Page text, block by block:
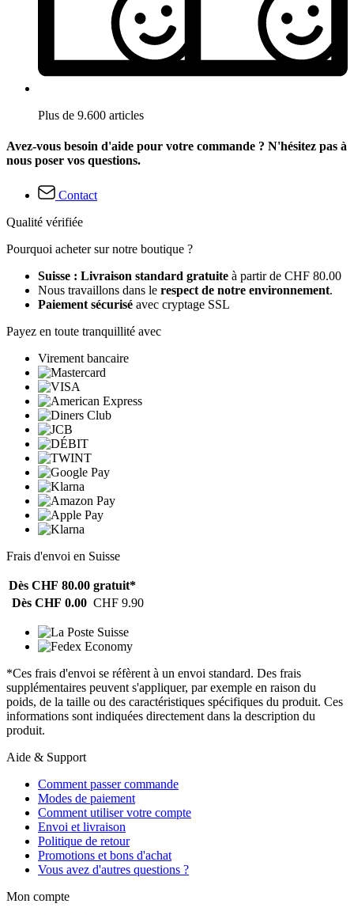
Plus de 9.600 articles
Avez-vous besoin d'aide pour votre commande ? N'hésitez pas à
nous poser vos questions.
Contact
Qualité vérifiée
Pourquoi acheter sur notre boutique ?
Suisse : Livraison standard gratuite à partir de CHF 80.00
Nous travaillons dans le respect de notre environnement.
Paiement sécurisé avec cryptage SSL
Payez en toute tranquillité avec
Virement bancaire
Frais d'envoi en Suisse
Dès CHF 80.00 gratuit*
Dès CHF 0.00 CHF 9.90
*Ces frais d'envoi se réfèrent à un envoi standard. Des frais
supplémentaires peuvent s'appliquer, par exemple en raison du
poids, de la taille ou des caractéristiques spécifiques du produit. Ces
informations sont indiquées directement dans la description du
produit.
Aide & Support
Comment passer commande
Modes de paiement
Comment utiliser votre compte
Envoi et livraison
Politique de retour
Promotions et bons d'achat
Vous avez d'autres questions ?
Mon compte